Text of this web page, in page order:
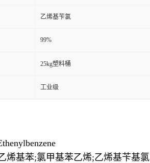
乙烯基苄氯
99%
25kg塑料桶
工业级
烯基苯;氯甲基苯乙烯;乙烯基苄基氯